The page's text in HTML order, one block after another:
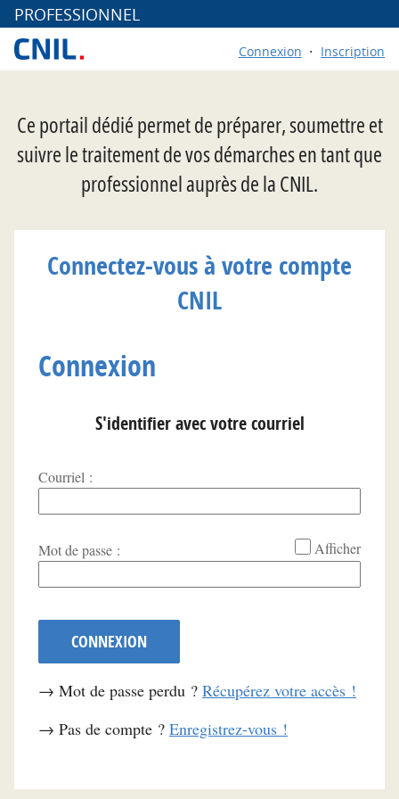
PROFESSIONNEL
Connexion Inscription
Ce portail dédié permet de préparer, soumettre et
suivre le traitement de vos démarches en tant que
professionnel auprès de la CNIL.
Connectez-vous à votre compte
CNIL
Connexion
S'identifier avec votre courriel
Courriel :
*
Mot de passe : Afficher
CONNEXION
→ Mot de passe perdu ? Récupérez votre accès !
→ Pas de compte ? Enregistrez-vous !